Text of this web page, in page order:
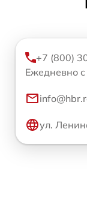
+7 (800)
Ежедневно
ул.